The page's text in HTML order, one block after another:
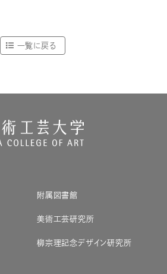
一覧に戻る
附属図書館
美術工芸研究所
柳宗理記念デザイン研究所